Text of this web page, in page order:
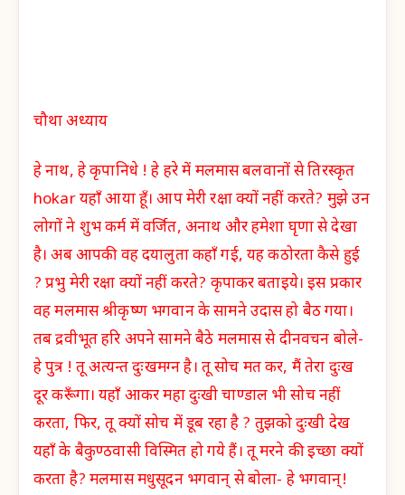
चौथा अध्याय
हे नाथ, हे कृपानिधे ! हे हरे में मलमास बलवानों से तिरस्कृत
hokar यहाँ आया हूँ। आप मेरी रक्षा क्यों नहीं करते? मुझे उन
लोगों ने शुभ कर्म में वर्जित, अनाथ और हमेशा घृणा से देखा
है। अब आपकी वह दयालुता कहाँ गई, यह कठोरता कैसे हुई
? प्रभु मेरी रक्षा क्यों नहीं करते? कृपाकर बताइये। इस प्रकार
वह मलमास श्रीकृष्ण भगवान के सामने उदास हो बैठ गया।
तब द्रवीभूत हरि अपने सामने बैठे मलमास से दीनवचन बोले-
हे पुत्र ! तू अत्यन्त दुःखमग्न है। तू सोच मत कर, मैं तेरा दुःख
दूर करूँगा। यहाँ आकर महा दुःखी चाण्डाल भी सोच नहीं
करता, फिर, तू क्यों सोच में डूब रहा है ? तुझको दुःखी देख
यहाँ के बैकुण्ठवासी विस्मित हो गये हैं। तू मरने की इच्छा क्यों
करता है? मलमास मधुसूदन भगवान् से बोला- हे भगवान्!